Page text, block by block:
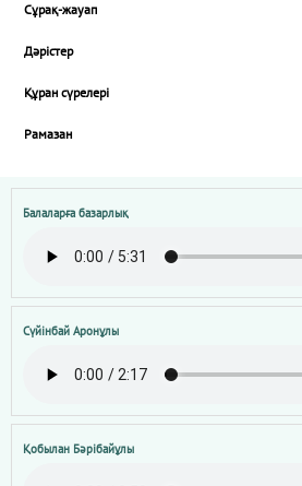
Сұрақ-жауап
Дәрістер
Құран сүрелері
Рамазан
Балаларға базарлық
Сүйінбай Аронұлы
Қобылан Бәрібайұлы